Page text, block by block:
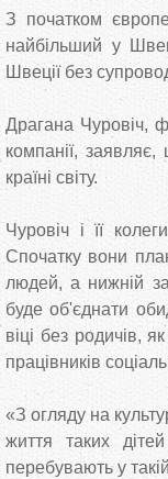
З початком
найбільший у
Швеції без
Драгана Чуровіч,
компанії,
країні світу.
Чуровіч і її
Спочатку вони
людей, а нижній
буде об'єднати
віці без родичів,
працівників
«З огляду на
життя таких
перебувають у